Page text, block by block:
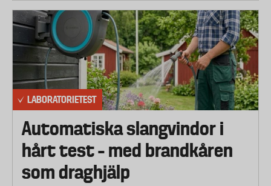
LABORATORIETEST
Automatiska slangvindor i
hårt test – med brandkåren
som draghjälp